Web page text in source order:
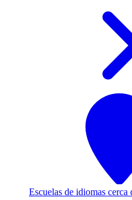
Escuelas de idiomas cerca